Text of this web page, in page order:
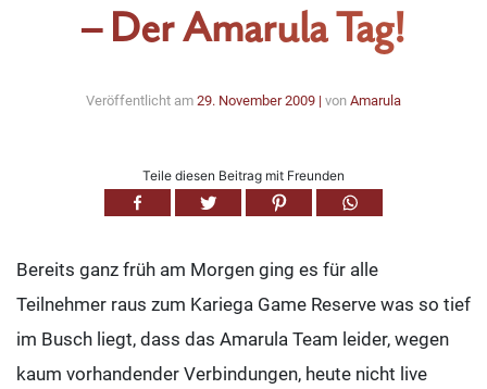
– Der Amarula Tag!
Veröffentlicht am 29. November 2009 | von Amarula
Teile diesen Beitrag mit Freunden
Bereits ganz früh am Morgen ging es für alle
Teilnehmer raus zum Kariega Game Reserve was so tief
im Busch liegt, dass das Amarula Team leider, wegen
kaum vorhandender Verbindungen, heute nicht live